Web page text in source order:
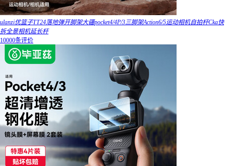
ulanzi优篮子TT24落地弹开脚架大疆pocket4/4P/3三脚架Action6/5运动相机自拍杆Cka快
拆全景相机延长杆
10000条评价